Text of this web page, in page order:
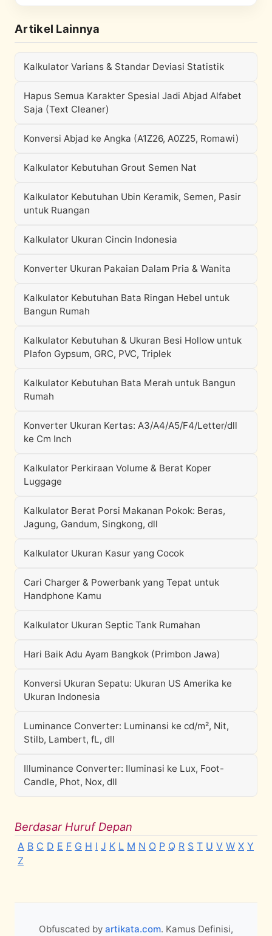
Artikel Lainnya
Kalkulator Varians & Standar Deviasi Statistik
Hapus Semua Karakter Spesial Jadi Abjad Alfabet
Saja (Text Cleaner)
Konversi Abjad ke Angka (A1Z26, A0Z25, Romawi)
Kalkulator Kebutuhan Grout Semen Nat
Kalkulator Kebutuhan Ubin Keramik, Semen, Pasir
untuk Ruangan
Kalkulator Ukuran Cincin Indonesia
Konverter Ukuran Pakaian Dalam Pria & Wanita
Kalkulator Kebutuhan Bata Ringan Hebel untuk
Bangun Rumah
Kalkulator Kebutuhan & Ukuran Besi Hollow untuk
Plafon Gypsum, GRC, PVC, Triplek
Kalkulator Kebutuhan Bata Merah untuk Bangun
Rumah
Konverter Ukuran Kertas: A3/A4/A5/F4/Letter/dll
ke Cm Inch
Kalkulator Perkiraan Volume & Berat Koper
Luggage
Kalkulator Berat Porsi Makanan Pokok: Beras,
Jagung, Gandum, Singkong, dll
Kalkulator Ukuran Kasur yang Cocok
Cari Charger & Powerbank yang Tepat untuk
Handphone Kamu
Kalkulator Ukuran Septic Tank Rumahan
Hari Baik Adu Ayam Bangkok (Primbon Jawa)
Konversi Ukuran Sepatu: Ukuran US Amerika ke
Ukuran Indonesia
Luminance Converter: Luminansi ke cd/m², Nit,
Stilb, Lambert, fL, dll
Illuminance Converter: Iluminasi ke Lux, Foot-
Candle, Phot, Nox, dll
Berdasar Huruf Depan
A B C D E F G H I J K L M N O P Q R S T U V W X Y
Z
Obfuscated by artikata.com. Kamus Definisi,